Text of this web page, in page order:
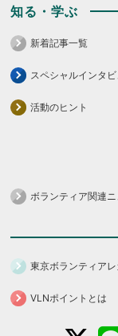
知る・学ぶ
新着記事一覧
スペシャルインタビ
活動のヒント
ボランティア関連
東京ボランティア
VLNポイントとは